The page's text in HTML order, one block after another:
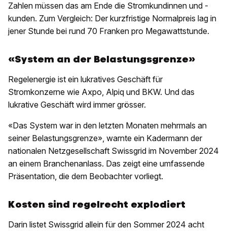
Zahlen müssen das am Ende die Stromkundinnen und -
kunden. Zum Vergleich: Der kurzfristige Normalpreis lag in
jener Stunde bei rund 70 Franken pro Megawattstunde.
«System an der Belastungsgrenze»
Regelenergie ist ein lukratives Geschäft für
Stromkonzerne wie Axpo, Alpiq und BKW. Und das
lukrative Geschäft wird immer grösser.
«Das System war in den letzten Monaten mehrmals an
seiner Belastungsgrenze», warnte ein Kadermann der
nationalen Netzgesellschaft Swissgrid im November 2024
an einem Branchenanlass. Das zeigt eine umfassende
Präsentation, die dem Beobachter vorliegt.
Kosten sind regelrecht explodiert
Darin listet Swissgrid allein für den Sommer 2024 acht